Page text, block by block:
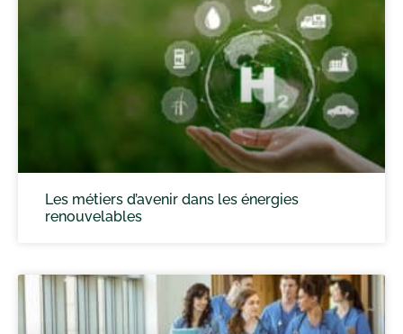
Les métiers d’avenir dans les énergies
renouvelables